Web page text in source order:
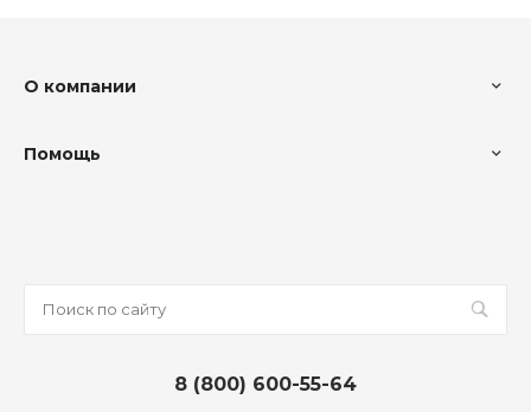
О компании
Помощь
8 (800) 600-55-64